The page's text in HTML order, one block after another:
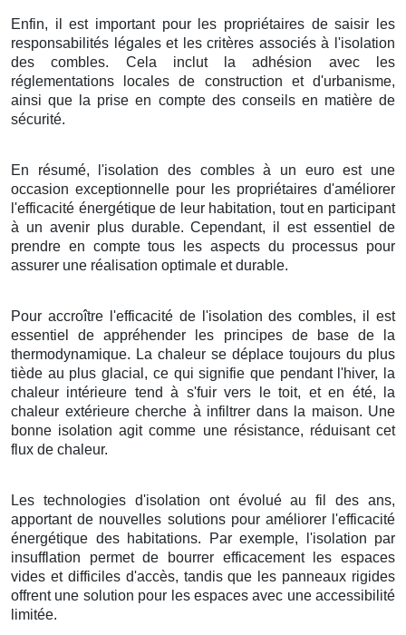
Enfin, il est important pour les propriétaires de saisir les
responsabilités légales et les critères associés à l'isolation
des combles. Cela inclut la adhésion avec les
réglementations locales de construction et d'urbanisme,
ainsi que la prise en compte des conseils en matière de
sécurité.
En résumé, l'isolation des combles à un euro est une
occasion exceptionnelle pour les propriétaires d'améliorer
l'efficacité énergétique de leur habitation, tout en participant
à un avenir plus durable. Cependant, il est essentiel de
prendre en compte tous les aspects du processus pour
assurer une réalisation optimale et durable.
Pour accroître l'efficacité de l'isolation des combles, il est
essentiel de appréhender les principes de base de la
thermodynamique. La chaleur se déplace toujours du plus
tiède au plus glacial, ce qui signifie que pendant l'hiver, la
chaleur intérieure tend à s'fuir vers le toit, et en été, la
chaleur extérieure cherche à infiltrer dans la maison. Une
bonne isolation agit comme une résistance, réduisant cet
flux de chaleur.
Les technologies d'isolation ont évolué au fil des ans,
apportant de nouvelles solutions pour améliorer l'efficacité
énergétique des habitations. Par exemple, l'isolation par
insufflation permet de bourrer efficacement les espaces
vides et difficiles d'accès, tandis que les panneaux rigides
offrent une solution pour les espaces avec une accessibilité
limitée.